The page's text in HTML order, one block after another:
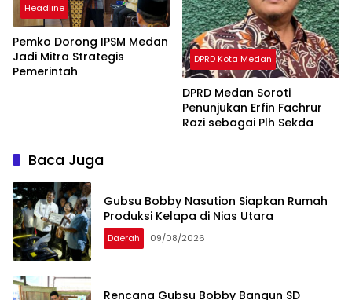
Headline
Pemko Dorong IPSM Medan
Jadi Mitra Strategis
Pemerintah
DPRD Kota Medan
DPRD Medan Soroti
Penunjukan Erfin Fachrur
Razi sebagai Plh Sekda
Baca Juga
Gubsu Bobby Nasution Siapkan Rumah
Produksi Kelapa di Nias Utara
Daerah 09/08/2026
Rencana Gubsu Bobby Bangun SD